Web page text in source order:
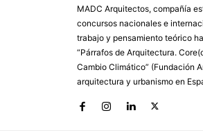
MADC Arquitectos, compañía
concursos nacionales e
trabajo y pensamiento teórico
“Párrafos de Arquitectura.
Cambio Climático” (Fundación
arquitectura y urbanismo en